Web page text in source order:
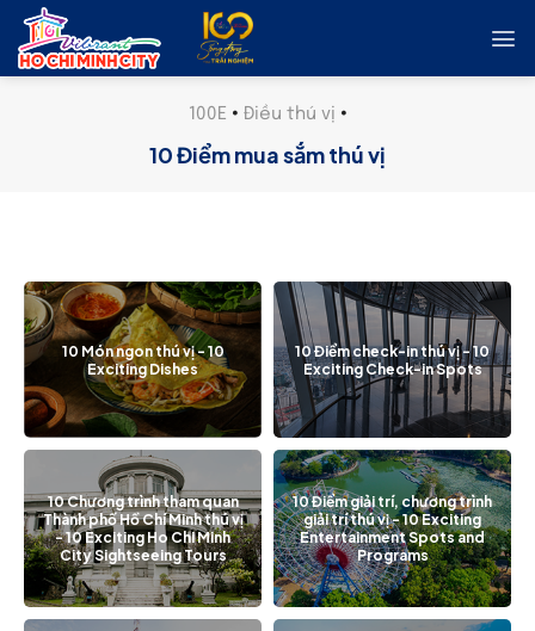
Skip
content
100E • Điều thú vị •
10 Điểm mua sắm thú vị
10 Món ngon thú vị - 10
Exciting Dishes
10 Điểm check-in thú vị - 10
Exciting Check-in Spots
10 Chương trình tham quan
Thành phố Hồ Chí Minh thú vị
- 10 Exciting Ho Chi Minh
City Sightseeing Tours
10 Điểm giải trí, chương trình
giải trí thú vị - 10 Exciting
Entertainment Spots and
Programs